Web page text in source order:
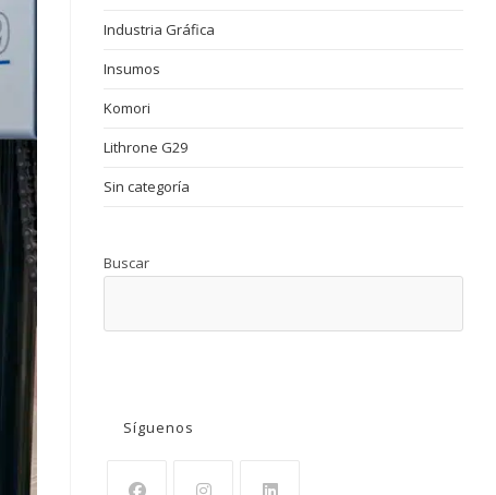
Industria Gráfica
Insumos
Komori
Lithrone G29
Sin categoría
Buscar
Síguenos